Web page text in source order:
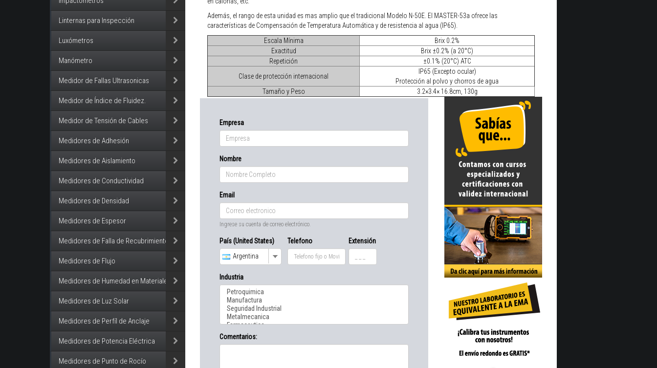
Linternas para Inspección
Luxómetros
Manómetro
Medidor de Fallas Ultrasonicas
Medidor de Índice de Fluidez.
Medidor de Tensión de Cables
Medidores de Adhesión
Medidores de Aislamiento
Medidores de Conductividad
Medidores de Densidad
Medidores de Espesor
Medidores de Falla de Recubrimiento
Medidores de Flujo
Medidores de Humedad en Materiales
Medidores de Luz Solar
Medidores de Perfíl de Anclaje
Medidores de Potencia Eléctrica
Medidores de Punto de Rocío
Además, el rango de esta unidad es mas amplio que el tradicional Modelo N-50E. El MASTER-53a ofrece las
características de Compensación de Temperatura Automática y de resistencia al agua (IP65).
Escala Mínima
Brix 0.2%
Exactitud
Brix ±0.2% (a 20°C)
Repetición
±0.1% (20°C) ATC
Clase de protección internacional
IP65 (Excepto ocular)
Protección al polvo y chorros de agua
Tamaño y Peso
3.2×3.4× 16.8cm, 130g
Empresa
Nombre
Email
Ingrese su cuenta de correo electrónico.
País (United States)
Argentina
Telefono Extensión
Industria
Comentarios: